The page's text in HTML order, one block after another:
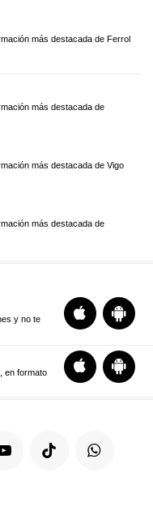
más destacada de Ferrol
más destacada de
más destacada de Vigo
más destacada de
y no te
en formato